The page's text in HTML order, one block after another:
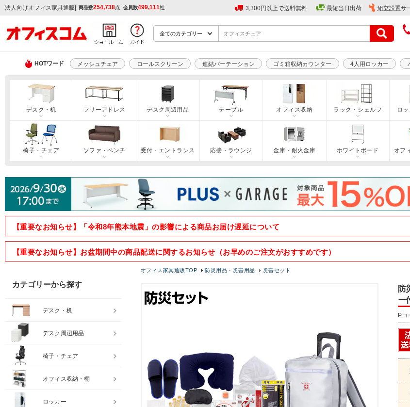
法人向けオフィス家具通販 | 商品数254,738点 会員数499,111社 3,300円以上で送料無料 最短当日出荷 組立設置サ
HOTワード メッシュチェア ロールスクリーン 連結パーテーション ゴミ箱収納カウンター 4人用ロッカー
デスク・机 フリーアドレス デスク周辺用品 テーブル オフィス収納 ラック・シェルフ ロ
椅子・チェア ソファ・ベンチ 受付・エントランス 応接・ラウンジ 金庫・耐火金庫 ホワイトボード オフ
【重要なお知らせ】「令和8年熊本地震」の影響による商品お届け遅延について
【重要なお知らせ】お盆期間中の商品配送に関するお知らせ（お早めのご注文がおすすめです）
オフィス家具通販TOP 防災用品・災害用品 災害セット
防
ー
Pコ
カテゴリーから探す
デスク・机
デスク周辺用品
椅子・チェア
オフィス収納・棚
ロッカー